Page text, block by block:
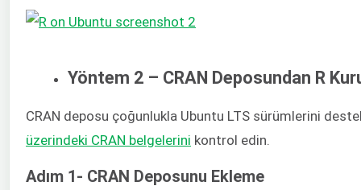
Yöntem 2 – CRAN Deposundan R
CRAN deposu çoğunlukla Ubuntu LTS sürümlerini
üzerindeki CRAN belgelerini kontrol edin.
Adım 1- CRAN Deposunu Ekleme